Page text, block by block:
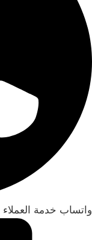
واتساب خدمة العملاء